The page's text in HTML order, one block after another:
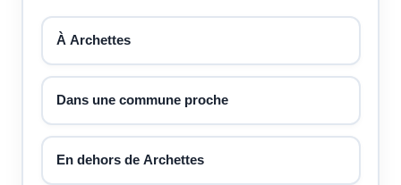
À Archettes
Dans une commune proche
En dehors de Archettes